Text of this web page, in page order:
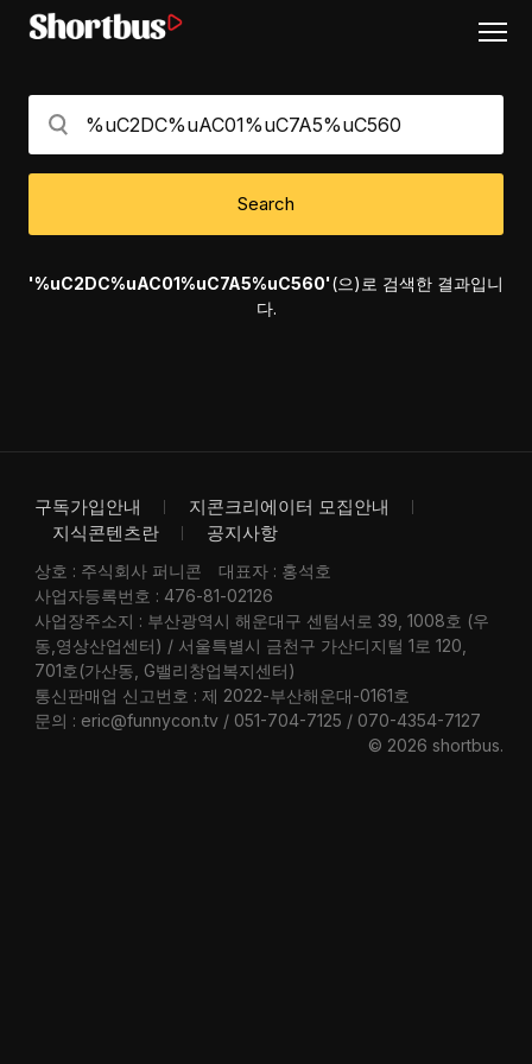
Search
'%uC2DC%uAC01%uC7A5%uC560'(으)로 검색한 결과입니
다.
구독가입안내
지콘크리에이터 모집안내
지식콘텐츠란
공지사항
상호 : 주식회사 퍼니콘
대표자 : 홍석호
사업자등록번호 : 476-81-02126
사업장주소지 : 부산광역시 해운대구 센텀서로 39, 1008호 (우
동,영상산업센터) / 서울특별시 금천구 가산디지털 1로 120,
701호(가산동, G밸리창업복지센터)
통신판매업 신고번호 : 제 2022-부산해운대-0161호
문의 : eric@funnycon.tv / 051-704-7125 / 070-4354-7127
© 2026 shortbus.